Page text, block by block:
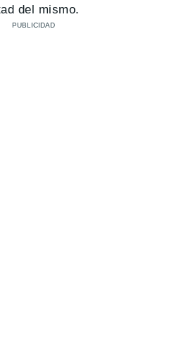
del mismo.